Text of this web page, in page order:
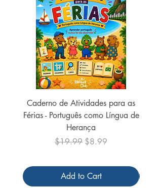
Encadernação:Brochura
Caderno de Atividades para as
Férias - Português como Língua de
Herança
Regular Price
$19.99 Sale Price
$8.99
Add to Cart